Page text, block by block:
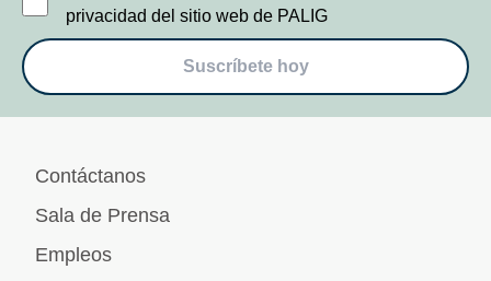
privacidad del sitio web de PALIG
Suscríbete hoy
Contáctanos
Sala de Prensa
Empleos